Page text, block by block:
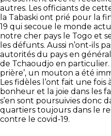
autres. Les officiants de
la Tabaski ont prié pour la
19 qui secoue le monde
notre cher pays le Togo et
les défunts. Aussi n’ont-ils
autorités du pays en
de Tchaoudjo en
prière’, un mouton a été
Les fidèles l’ont fait une
bonheur et la joie dans les
s’en sont poursuivies donc
quartiers toujours dans le
contre le covid-19.